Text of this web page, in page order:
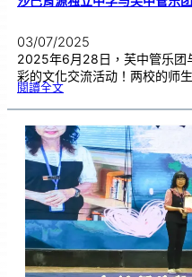
03/07/2025
2025年6月28日，芙中管乐团
彩的文化交流活动！两校的师
閱讀全文:沙
源
立
中
学
与
芙
中
管
流